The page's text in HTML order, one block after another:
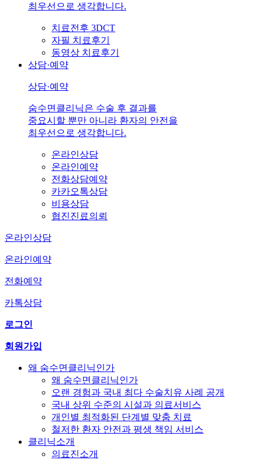
최우선으로 생각합니다.
치료전후 3DCT
자필 치료후기
동영상 치료후기
상담·예약
상담·예약
숨수면클리닉은 수술 후 결과를
중요시할 뿐만 아니라 환자의 안전을
최우선으로 생각합니다.
온라인상담
온라인예약
전화상담예약
카카오톡상담
비용상담
협진진료의뢰
온라인상담
온라인예약
전화예약
카톡상담
로그인
회원가입
왜 숨수면클리닉인가
왜 숨수면클리닉인가
오랜 경험과 국내 최다 수술치유 사례 공개
국내 상위 수준의 시설과 의료서비스
개인별 최적화된 단계별 맞춤 치료
철저한 환자 안전과 평생 책임 서비스
클리닉소개
의료진소개